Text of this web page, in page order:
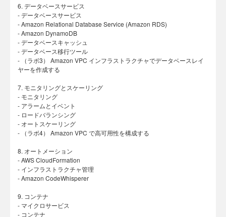
6. データベースサービス
- データベースサービス
- Amazon Relational Database Service (Amazon RDS)
- Amazon DynamoDB
- データベースキャッシュ
- データベース移行ツール
- （ラボ3） Amazon VPC インフラストラクチャでデータベースレイ
ヤーを作成する
7. モニタリングとスケーリング
- モニタリング
- アラームとイベント
- ロードバランシング
- オートスケーリング
- （ラボ4） Amazon VPC で高可用性を構成する
8. オートメーション
- AWS CloudFormation
- インフラストラクチャ管理
- Amazon CodeWhisperer
9. コンテナ
- マイクロサービス
- コンテナ